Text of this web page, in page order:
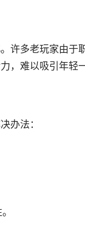
许多老玩家由于
，难以吸引年轻
办法：